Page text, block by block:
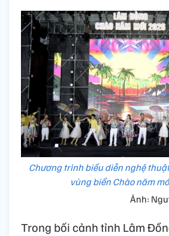
Chương trình biểu diễn nghệ
vùng biển Chào năm
Ảnh:
Trong bối cảnh tỉnh Lâm